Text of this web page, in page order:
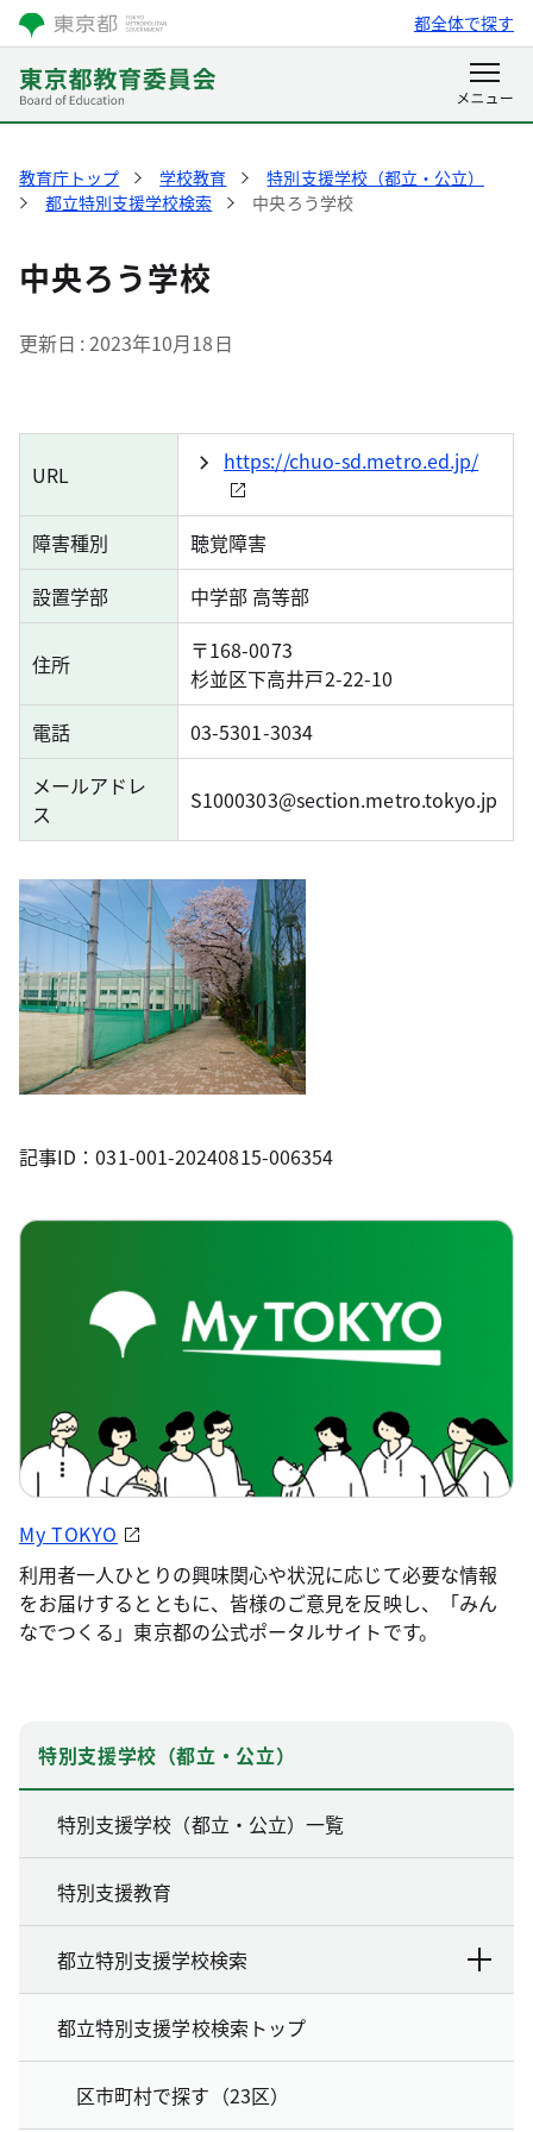
都全体で探す
教育庁トップ 学校教育
特別支援学校（都立・公立）
都立特別支援学校検索
中央ろう学校
中央ろう学校
更新日 2023年10月18日
URL https://chuo-sd.metro.ed.jp/
障害種別
聴覚障害
設置学部
中学部 高等部
住所
〒168-0073
杉並区下高井戸2-22-10
電話
03-5301-3034
メールアドレ
ス
S1000303@section.metro.tokyo.jp
記事ID：031-001-20240815-006354
My TOKYO
利用者一人ひとりの興味関心や状況に応じて必要な情報
をお届けするとともに、皆様のご意見を反映し、「みん
なでつくる」東京都の公式ポータルサイトです。
特別支援学校（都立・公立）
特別支援学校（都立・公立）一覧
特別支援教育
都立特別支援学校検索
都立特別支援学校検索トップ
区市町村で探す（23区）